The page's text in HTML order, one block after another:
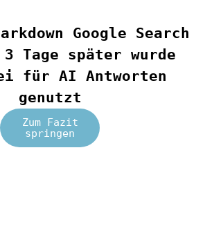
Google Search
Tage später wurde
für AI Antworten
genutzt
Zum Fazit
springen